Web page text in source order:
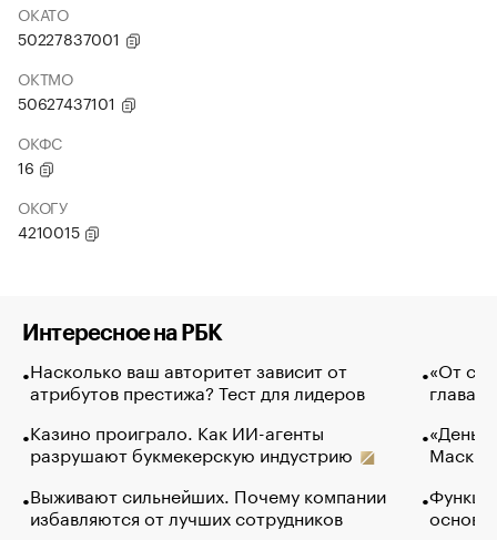
ОКАТО
50227837001
ОКТМО
50627437101
ОКФС
16
ОКОГУ
4210015
Интересное на РБК
Насколько ваш авторитет зависит от
атрибутов престижа? Тест для лидеров
Казино проиграло. Как ИИ-агенты
разрушают букмекерскую индустрию
Выживают сильнейших. Почему компании
избавляются от лучших сотрудников
«От
глава
Маск в
основ